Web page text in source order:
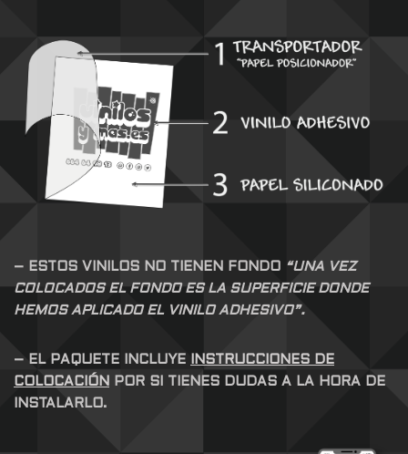
– ESTOS VINILOS NO TIENEN FONDO
“UNA VEZ
COLOCADOS EL FONDO ES LA SUPERFICIE DONDE
HEMOS APLICADO EL VINILO ADHESIVO”.
– EL PAQUETE INCLUYE
INSTRUCCIONES DE
COLOCACIÓN
POR SI TIENES DUDAS A LA HORA DE
INSTALARLO.